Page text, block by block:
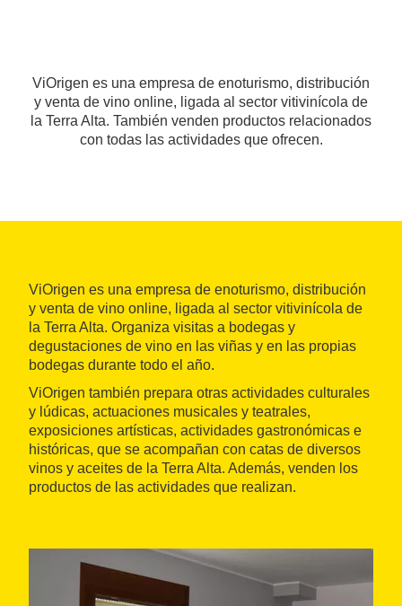
ViOrigen es una empresa de enoturismo, distribución
y venta de vino online, ligada al sector vitivinícola de
la Terra Alta. También venden productos relacionados
con todas las actividades que ofrecen.
ViOrigen es una empresa de enoturismo, distribución
y venta de vino online, ligada al sector vitivinícola de
la Terra Alta. Organiza visitas a bodegas y
degustaciones de vino en las viñas y en las propias
bodegas durante todo el año.
ViOrigen también prepara otras actividades culturales
y lúdicas, actuaciones musicales y teatrales,
exposiciones artísticas, actividades gastronómicas e
históricas, que se acompañan con catas de diversos
vinos y aceites de la Terra Alta. Además, venden los
productos de las actividades que realizan.